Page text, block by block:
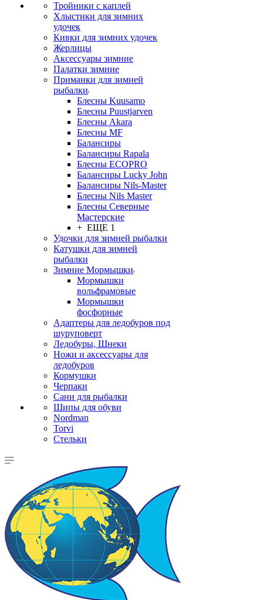
Тройники с каплей
Хлыстики для зимних
удочек
Кивки для зимних удочек
Жерлицы
Аксессуары зимние
Палатки зимние
Приманки для зимней
рыбалки
Блесны Kuusamo
Блесны Puustjarven
Блесны Akara
Блесны MF
Балансиры
Балансиры Rapala
Блесны ECOPRO
Балансиры Lucky John
Балансиры Nils-Master
Блесны Nils Master
Блесны Северные
Мастерские
+ ЕЩЕ 1
Удочки для зимней рыбалки
Катушки для зимней
рыбалки
Зимние Мормышки
Мормышки
вольфрамовые
Мормышки
фосфорные
Адаптеры для ледобуров под
шуруповерт
Ледобуры, Шнеки
Ножи и аксессуары для
ледобуров
Кормушки
Черпаки
Сани для рыбалки
Шипы для обуви
Nordman
Torvi
Стельки